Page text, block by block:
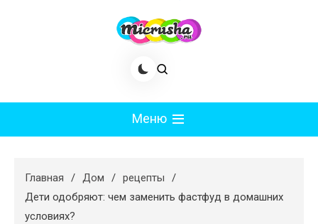
Меню
Худеем
Психология
Главная Дом
рецепты
Дети одобряют: чем заменить фастфуд в домашних
условиях?